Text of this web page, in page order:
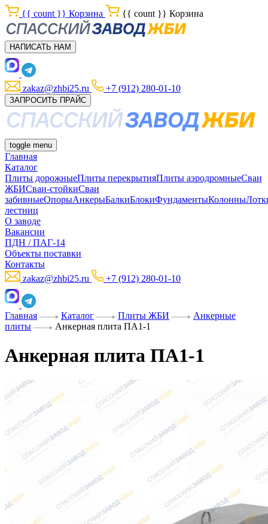
{{ count }} Корзина {{ count }} Корзина
НАПИСАТЬ НАМ
zakaz@zhbi25.ru +7 (912) 280-01-10
ЗАПРОСИТЬ ПРАЙС
toggle menu
Главная
Каталог
Плиты дорожныеПлиты перекрытияПлиты аэродромныеСваи
ЖБИСваи-стойкиСваи
забивныеОпорыАнкерыБалкиБлокиФундаментыКолонны
лестниц
О заводе
Вакансии
ПДН / ПАГ-14
Объекты поставки
Контакты
zakaz@zhbi25.ru
+7 (912) 280-01-10
Главная Каталог Плиты ЖБИ
Анкерные
плиты
Анкерная плита ПА1-1
Анкерная плита ПА1-1